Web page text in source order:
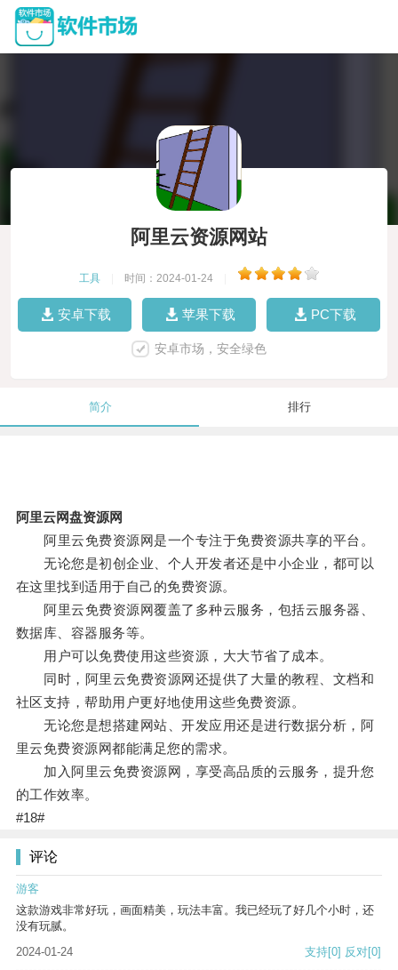
阿里云资源网站
工具 时间：2024-01-24
安卓下载 苹果下载 PC下载
安卓市场，安全绿色
简介 排行
阿里云网盘资源网
阿里云免费资源网是一个专注于免费资源共享的平台。
无论您是初创企业、个人开发者还是中小企业，都可以
在这里找到适用于自己的免费资源。
阿里云免费资源网覆盖了多种云服务，包括云服务器、
数据库、容器服务等。
用户可以免费使用这些资源，大大节省了成本。
同时，阿里云免费资源网还提供了大量的教程、文档和
社区支持，帮助用户更好地使用这些免费资源。
无论您是想搭建网站、开发应用还是进行数据分析，阿
里云免费资源网都能满足您的需求。
加入阿里云免费资源网，享受高品质的云服务，提升您
的工作效率。
#18#
评论
游客
这款游戏非常好玩，画面精美，玩法丰富。我已经玩了好几个小时，还
没有玩腻。
2024-01-24
支持[0] 反对[0]